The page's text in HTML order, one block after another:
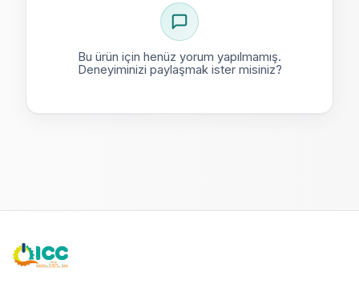
Bu ürün için henüz yorum yapılmamış.
Deneyiminizi paylaşmak ister misiniz?
ICC